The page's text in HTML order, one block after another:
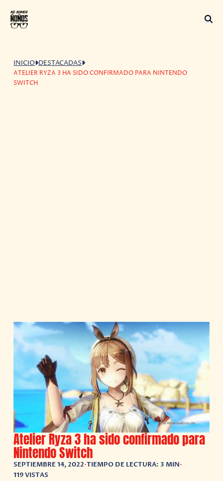
INICIO DESTACADAS
ATELIER RYZA 3 HA SIDO CONFIRMADO PARA NINTENDO
SWITCH
Atelier Ryza 3 ha sido confirmado para
Nintendo Switch
SEPTIEMBRE 14, 2022•TIEMPO DE LECTURA: 3 MIN•
119 VISTAS